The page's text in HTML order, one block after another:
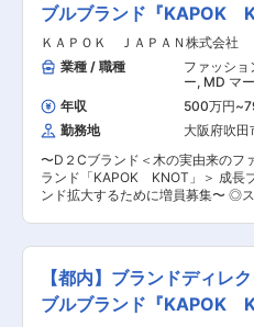
い業務を習得していただける環境
プラン立案、プロモーション案立案
商品説明】 ◎マーケティングとのパ
プを通じて、説得力のあるストーリ
テーションを作成し、Go to
ロセスに準じ営業、チャネルMDと
ベント（会議）を通して販売目標に
のやりがい ◇自社で企画、開発、生
を持ち、一気通貫でモノづくりを担
め、モノづくりに対する幅広い知見
アスリートのサポートに携われる
す。 ◇サプライチェーン、マーケテ
りながら、自ら構成した商品が店
感じることができます。 より商品
の担当者として責任を持ち、成長
レンジングな環境があります。 変更の範囲：会社
の定める業務
分析し、日本向けの商品企画へ反
で支持される商品を韓国へ提案する
場の商品戦略に携われます ◎単なる
く、「次に何が売れるのか」「ど
成が市場に受け入れられるのか」
インナップを企画・構築するMDと
ます ◎月1〜2回程度の韓国出張を予
現地法人との連携を通じて、市場ト
ニーズを直接吸収できる環境です ◎
上げフェーズのため、自ら課題を
し、仕組みづくりにも挑戦出来ます ■業務内容
スポーツスタイルアパレルおよび
パレル領域（※競技用ではなく、日
中心メンバーとして、市場分析か
案、ラインナップ構築まで幅広く担
詳細＞ ・市場分析、事業計画、シ
ブルブランド『KAPOK
可
ＫＡＰＯＫ ＪＡＰＡＮ株式会社
業種 / 職種
ファッショ
ー, MD マ
年収
500万円~
勤務地
大阪府吹田
〜D２Cブランド＜木の実由来のフ
ランド「KAPOK KNOT」＞ 成長
ンド拡大するために増員募集〜 ◎スタートアップ
『KAPOK KNOT』のブランディ
ケーション戦略のマネジメントを担
ます。 ブランドの方向性の策定、メッセージやコ
ンセプト立案、ブランド価値の向
イデンティティの管理、広告やマー
【都内】ブランドディレ
ブルブランド『KAPOK